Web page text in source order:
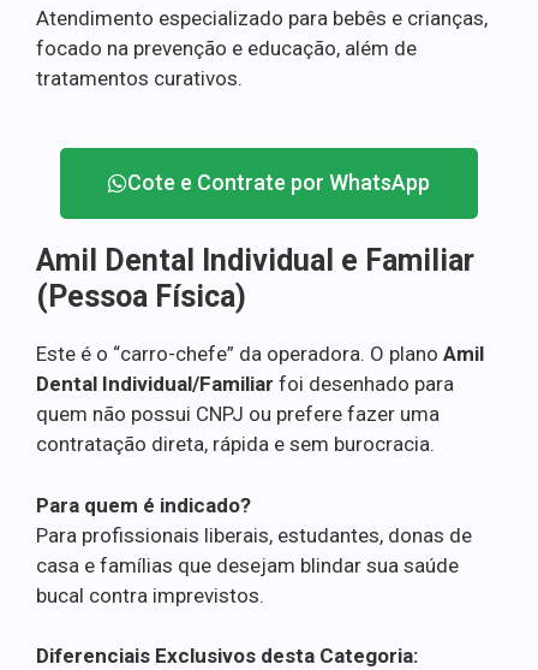
Atendimento especializado para bebês e crianças,
focado na prevenção e educação, além de
tratamentos curativos.
Cote e Contrate por WhatsApp
Amil Dental Individual e Familiar
(Pessoa Física)
Este é o “carro-chefe” da operadora. O plano Amil
Dental Individual/Familiar foi desenhado para
quem não possui CNPJ ou prefere fazer uma
contratação direta, rápida e sem burocracia.
Para quem é indicado?
Para profissionais liberais, estudantes, donas de
casa e famílias que desejam blindar sua saúde
bucal contra imprevistos.
Diferenciais Exclusivos desta Categoria: